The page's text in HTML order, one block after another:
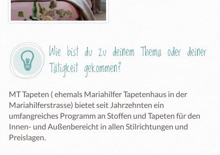
Wie bist du zu deinem Thema oder deiner
Tätigkeit gekommen?
MT Tapeten ( ehemals Mariahilfer Tapetenhaus in der
Mariahilferstrasse) bietet seit Jahrzehnten ein
umfangreiches Programm an Stoffen und Tapeten für den
Innen- und Außenbereicht in allen Stilrichtungen und
Preislagen.